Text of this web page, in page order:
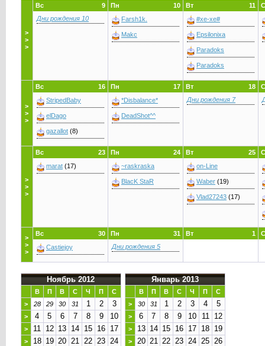
>
>
>
9
Вс
Дни рождения 10
10
Пн
Farsh1k.
Makc
11
Вт
#xe-xe#
Epsilonixa
Parаdoks
Paradоks
>
>
>
16
Вс
StripedBaby
elDago
gazallot(8)
17
Пн
*Disbalance*
DeadShot^^
18
Вт
Дни рождения 7
>
>
>
23
Вс
marat(17)
24
Пн
~raskraska
BlacK StaR
25
Вт
on-Line
Waber(19)
Vlad27243(17)
>
>
>
30
Вс
Castiejoy
31
Пн
Дни рождения 5
1
Вт
Ноябрь 2012
В П В С Ч П
С
>
28 29 30 31 1 2 3
> 4 5 6 7 8 9 10
> 11 12 13 14 15 16 17
> 18 19 20 21 22 23 24
Январь 2013
В П В С Ч П
С
>
30 31 1 2 3 4 5
> 6 7 8 9 10 11 12
> 13 14 15 16 17 18 19
> 20 21 22 23 24 25 26